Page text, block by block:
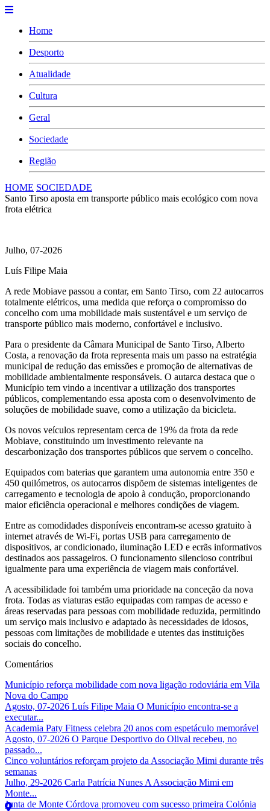
Home
Desporto
Atualidade
Cultura
Geral
Sociedade
Região
HOME SOCIEDADE
Santo Tirso aposta em transporte público mais ecológico com nova
frota elétrica
Julho, 07-2026
Luís Filipe Maia
A rede Mobiave passou a contar, em Santo Tirso, com 22 autocarros
totalmente elétricos, uma medida que reforça o compromisso do
concelho com uma mobilidade mais sustentável e um serviço de
transporte público mais moderno, confortável e inclusivo.
Para o presidente da Câmara Municipal de Santo Tirso, Alberto
Costa, a renovação da frota representa mais um passo na estratégia
municipal de redução das emissões e promoção de alternativas de
mobilidade ambientalmente responsáveis. O autarca destaca que o
Município tem vindo a incentivar a utilização dos transportes
públicos, complementando essa aposta com o desenvolvimento de
soluções de mobilidade suave, como a utilização da bicicleta.
Os novos veículos representam cerca de 19% da frota da rede
Mobiave, constituindo um investimento relevante na
descarbonização dos transportes públicos que servem o concelho.
Equipados com baterias que garantem uma autonomia entre 350 e
450 quilómetros, os autocarros dispõem de sistemas inteligentes de
carregamento e tecnologia de apoio à condução, proporcionando
maior eficiência operacional e melhores condições de viagem.
Entre as comodidades disponíveis encontram-se acesso gratuito à
internet através de Wi-Fi, portas USB para carregamento de
dispositivos, ar condicionado, iluminação LED e ecrãs informativos
destinados aos passageiros. O funcionamento silencioso contribui
igualmente para uma experiência de viagem mais confortável.
A acessibilidade foi também uma prioridade na conceção da nova
frota. Todas as viaturas estão equipadas com rampas de acesso e
áreas reservadas para pessoas com mobilidade reduzida, permitindo
um serviço mais inclusivo e adaptado às necessidades de idosos,
pessoas com limitações de mobilidade e utentes das instituições
sociais do concelho.
Comentários
Município reforça mobilidade com nova ligação rodoviária em Vila
Nova do Campo
Agosto, 07-2026 Luís Filipe Maia O Município encontra-se a
executar...
Academia Paty Fitness celebra 20 anos com espetáculo memorável
Agosto, 07-2026 O Parque Desportivo do Olival recebeu, no
passado...
Cinco voluntários reforçam projeto da Associação Mimi durante três
semanas
Julho, 29-2026 Carla Patrícia Nunes A Associação Mimi em
Monte...
Junta de Monte Córdova promoveu com sucesso primeira Colónia